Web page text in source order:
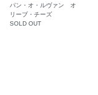
パン・オ・ルヴァン オ
リーブ・チーズ
SOLD OUT